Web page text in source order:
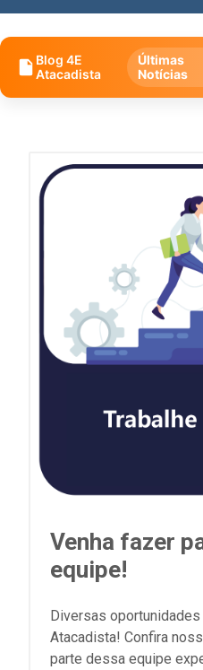
Blog 4E
Atacadista
Últimas
Notícias
Venha fazer
equipe!
Diversas oportunidades
Atacadista! Confira
parte dessa equipe